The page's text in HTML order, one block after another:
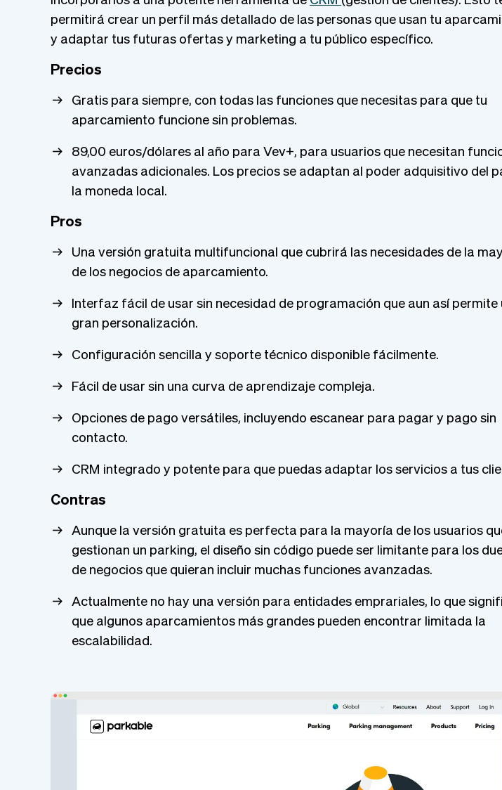
permitirá crear un perfil más detallado de las personas que usan tu
y adaptar tus futuras ofertas y marketing a tu público específico.
Precios
Gratis para siempre, con todas las funciones que necesitas para que tu
aparcamiento funcione sin problemas.
89,00 euros/dólares al año para Vev+, para usuarios que necesitan
avanzadas adicionales. Los precios se adaptan al poder adquisitivo del
la moneda local.
Pros
Una versión gratuita multifuncional que cubrirá las necesidades de la
de los negocios de aparcamiento.
Interfaz fácil de usar sin necesidad de programación que aun así permite
gran personalización.
Configuración sencilla y soporte técnico disponible fácilmente.
Fácil de usar sin una curva de aprendizaje compleja.
Opciones de pago versátiles, incluyendo escanear para pagar y pago sin
contacto.
CRM integrado y potente para que puedas adaptar los servicios a tus
Contras
Aunque la versión gratuita es perfecta para la mayoría de los usuarios
gestionan un parking, el diseño sin código puede ser limitante para los
de negocios que quieran incluir muchas funciones avanzadas.
Actualmente no hay una versión para entidades emprariales, lo que
que algunos aparcamientos más grandes pueden encontrar limitada la
escalabilidad.